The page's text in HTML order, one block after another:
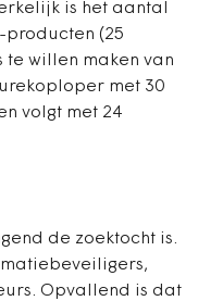
is het aantal
producten (25
willen maken van
met 30
volgt met 24
de zoektocht is.
Opvallend is dat